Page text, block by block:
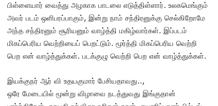
பிள்ளையார் வைத்து அழகாக பாடலை எடுத்திள்ளார். உலகமெங்கும்
அவர் படம் ஒளிபரப்பாகும், இன்று நாம் சந்திரனுக்கு செல்கிறோமே
அந்த சந்திரனும் சூரியனும் வாழ்த்தி மகிழ்வார்கள். இப்படம்
மிகப்பெரிய வெற்றியைப் பெறட்டும். மூர்த்தி மிகப்பெரிய வெற்றி
பெற என் வாழ்த்துக்கள். படக்குழு வெற்றி பெற என் வாழ்த்துக்கள்.
இயக்குநர் ஆர் வி உதயகுமார் பேசியதாவது..,
ஒரே மேடையில் மூன்று விழாவை நடத்துவது இங்குதான்